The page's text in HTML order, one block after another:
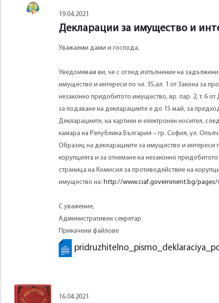
19.04.2021
Декларации за имущество и
Уважаеми дами и господа,
Уведомявам ви, че с оглед изпълнение на
имущество и интереси по чл. 35,ал. 1 от Закона за
незаконно придобитото имущество, вр. пар. 2, т. 6
за подаване на декларациите е до 15 май, за
Декларациите, на хартиен и електронен носител,
камара на Република България – гр. София, ул.
Образец на декларациите за имущество и интереси
корупцията и за отнемане на незаконно
страница на Комисия за противодействие на
имущество на: http://www.ciaf.government.bg/pages/
С уважение,
Административен секретар
Прикачени файлове
16.04.2021